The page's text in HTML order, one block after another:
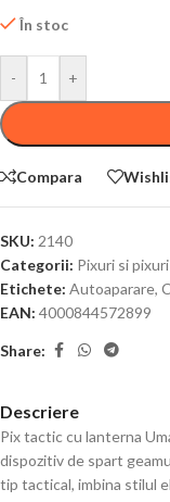
În stoc
- +
Compara
SKU: 2140
Categorii: Pixuri si
Etichete: Autoaparare,
EAN: 4000844572899
Share:
Descriere
Pix tactic cu lanterna
dispozitiv de spart
tip tactical, imbina stilul